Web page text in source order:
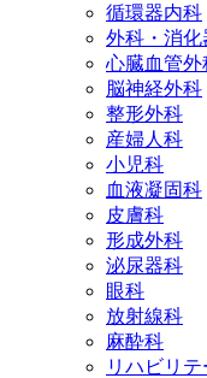
循環器内科
外科・消化
心臓血管外
脳神経外科
整形外科
産婦人科
小児科
血液凝固科
皮膚科
形成外科
泌尿器科
眼科
放射線科
麻酔科
リハビリ